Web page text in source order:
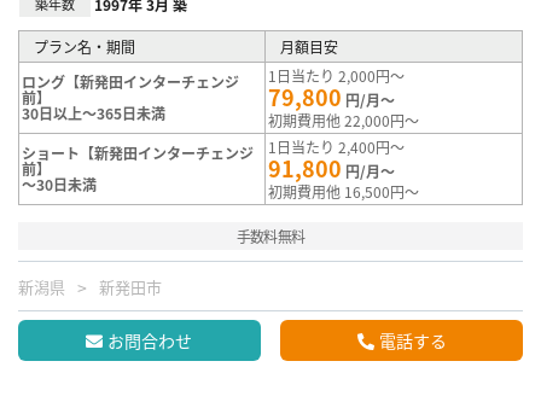
プラン名・期間
月額目安
ロング【新発田インターチェンジ
前】
30日以上～365日未満
1日当たり 2,000円～
79,800 円/月～
初期費用他 22,000円～
ショート【新発田インターチェンジ
前】
～30日未満
1日当たり 2,400円～
91,800 円/月～
初期費用他 16,500円～
手数料無料
新潟県 新発田市
お問合わせ 電話する